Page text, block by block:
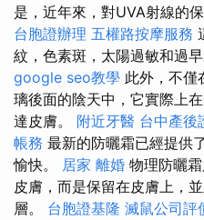
是，近年來，對UVA射線的
台胞證辦理 五權路按摩服務
紋，色素斑，太陽過敏和過
google seo教學 此外，不僅
璃後面的陰天中，它實際上
達皮膚。 附近牙醫 台中產後
帳務 最新的防曬霜已經提供
愉快。 居家 離婚 物理防曬
皮膚，而是保留在皮膚上，
層。 台胞證基隆 滅鼠公司評